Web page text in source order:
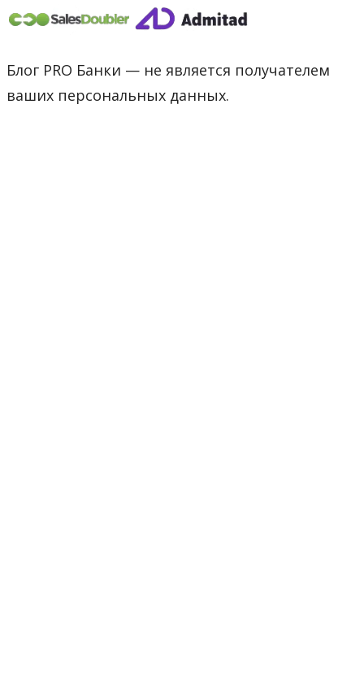
Блог PRO Банки — не является получателем
ваших персональных данных.